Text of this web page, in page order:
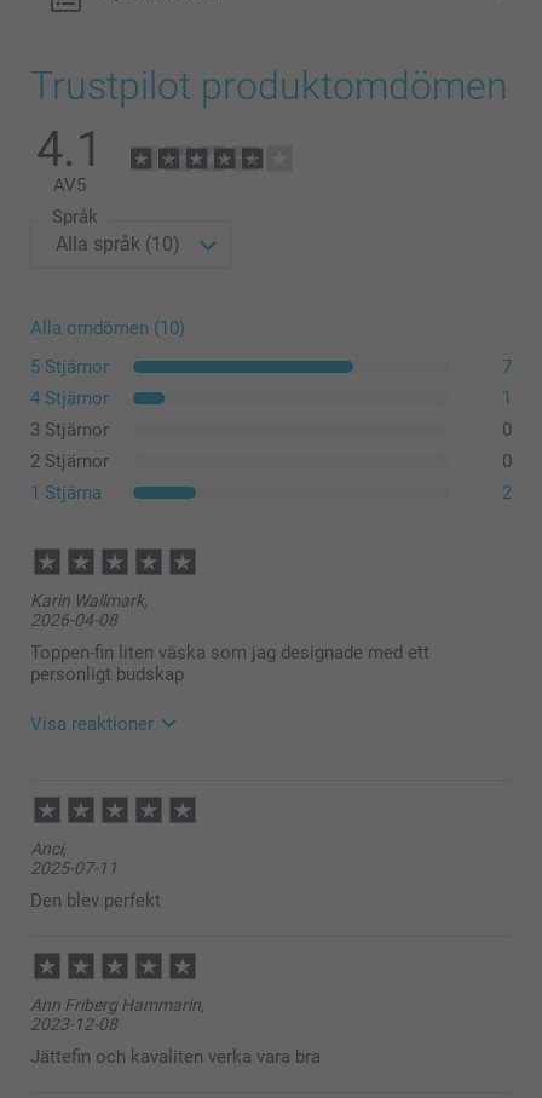
Trustpilot produktomdömen
4.1
AV5
Språk
Alla omdömen (10)
5 Stjärnor
7
4 Stjärnor
1
3 Stjärnor
0
2 Stjärnor
0
1 Stjärna
2
Karin Wallmark,
2026-04-08
Toppen-fin liten väska som jag designade med ett
personligt budskap
Visa reaktioner
11:25
Hej Karin,
att du är nöjd med din makeup-väska!
Vi önskar dig en fin dag!
Varma hälsningar,
Anci,
2025-07-11
Den blev perfekt
Ann Friberg Hammarin,
2023-12-08
Jättefin och kavaliten verka vara bra